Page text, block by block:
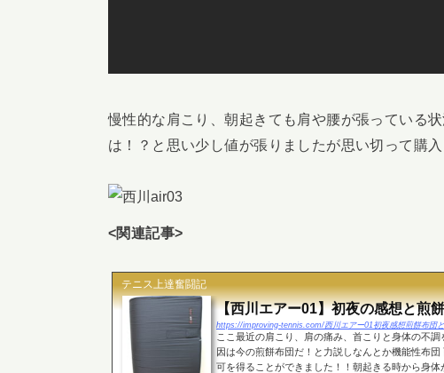
慢性的な肩こり、朝起きても肩や腰が張っている
は！？と思い少し値が張りましたが思い切って購入
<関連記事>
テニス上達奮闘記
【西川エアー01】初夜の感想と煎
https://improving-tennis.com/西川エアー01初夜感想煎餅布団
ここ最近の肩こり、肩の痛み、首こりと身体の不
因は今の煎餅布団だ！と力説しなんとか機能性布
可を得ることができました！！朝起きる時から身体